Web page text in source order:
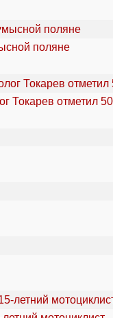
поляне
Токарев отметил